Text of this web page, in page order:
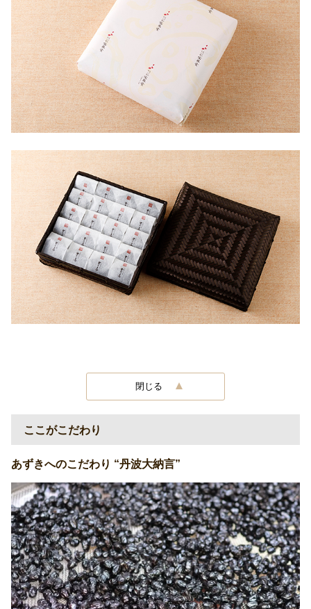
閉じる
ここがこだわり
あずきへのこだわり “丹波大納言”